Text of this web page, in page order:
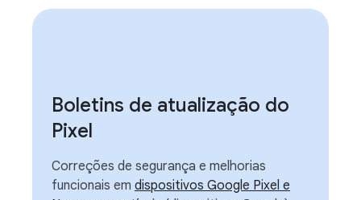
Boletins de atualização do
Pixel
Correções de segurança e melhorias
funcionais em dispositivos Google Pixel e